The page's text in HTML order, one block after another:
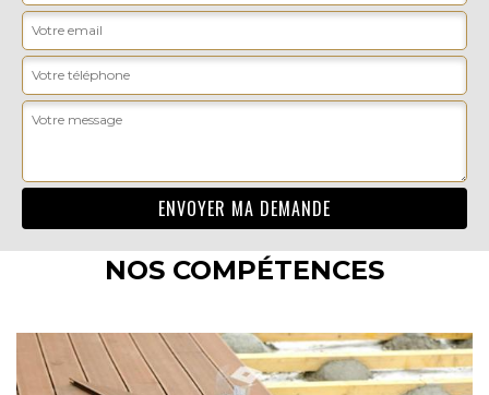
NOS COMPÉTENCES